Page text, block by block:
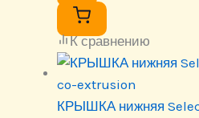
К сравнению
КРЫШКА нижняя